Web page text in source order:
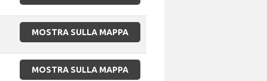
MOSTRA SULLA MAPPA
MOSTRA SULLA MAPPA